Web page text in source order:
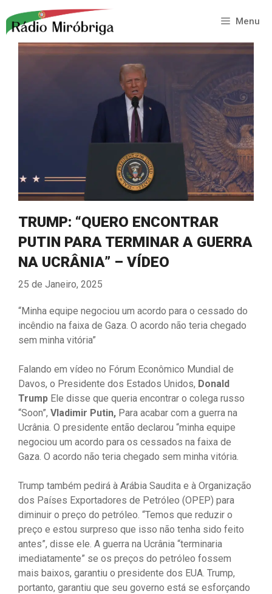
para
conteúdo
Menu
TRUMP: “QUERO ENCONTRAR
PUTIN PARA TERMINAR A GUERRA
NA UCRÂNIA” – VÍDEO
25 de Janeiro, 2025
“Minha equipe negociou um acordo para o cessado do
incêndio na faixa de Gaza. O acordo não teria chegado
sem minha vitória”
Falando em vídeo no Fórum Econômico Mundial de
Davos, o Presidente dos Estados Unidos, Donald
Trump Ele disse que queria encontrar o colega russo
“Soon”, Vladimir Putin, Para acabar com a guerra na
Ucrânia. O presidente então declarou “minha equipe
negociou um acordo para os cessados ​​na faixa de
Gaza. O acordo não teria chegado sem minha vitória.
Trump também pedirá à Arábia Saudita e à Organização
dos Países Exportadores de Petróleo (OPEP) para
diminuir o preço do petróleo. “Temos que reduzir o
preço e estou surpreso que isso não tenha sido feito
antes”, disse ele. A guerra na Ucrânia “terminaria
imediatamente” se os preços do petróleo fossem
mais baixos, garantiu o presidente dos EUA. Trump,
portanto, garantiu que seu governo está se esforçando